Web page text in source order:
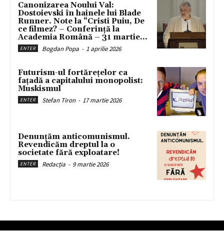
Canonizarea Noului Val:
Dostoievski în hainele lui Blade
Runner. Note la “Cristi Puiu, De
ce filmez? – Conferință la
Academia Română – 31 martie...
ENTER Bogdan Popa - 1 aprilie 2026
Futurism-ul fortărețelor ca
fațadă a capitalului monopolist:
Muskismul
ENTER Stefan Tiron - 17 martie 2026
Denunțăm anticomunismul.
Revendicăm dreptul la o
societate fără exploatare!
ENTER Redacția - 9 martie 2026